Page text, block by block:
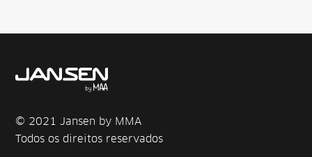
© 2021 Jansen by MMA
Todos os direitos reservados